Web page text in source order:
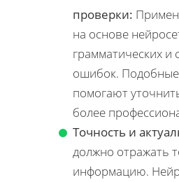
проверки:
на основе
грамматических и
ошибок. Подобные
помогают
более
Точность и
должно отражать
информацию.